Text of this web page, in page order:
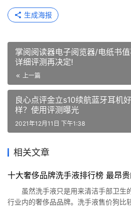
生成海报
掌阅阅读器电子阅览器/电纸书
详细评测再决定!
上一篇
良心点评金立s10续航蓝牙耳机
样？使用评测曝光
2021年12月11日 下午1:38
相关文章
十大奢侈品牌洗手液排行榜 最昂
虽然洗手液只是用来清洁手部卫生
行业内的奢侈品品牌。洗手液售价狗比